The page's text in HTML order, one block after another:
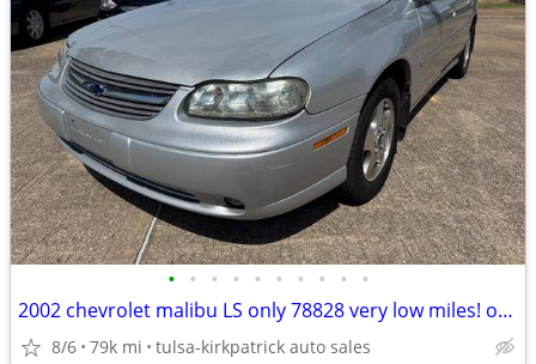
• • • • • • • • • •
2002 chevrolet malibu LS only 78828 very low miles! only $5599 cash
8/6 79k mi tulsa-kirkpatrick auto sales